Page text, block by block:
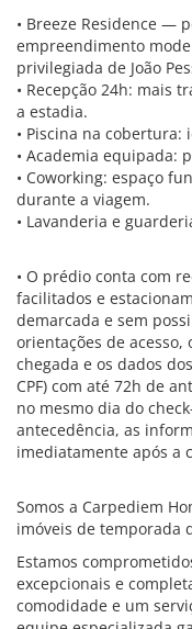
• Breeze Residence —
empreendimento
privilegiada de João
• Recepção 24h: mais
a estadia.
• Piscina na
• Academia equipada:
• Coworking: espaço
durante a viagem.
• Lavanderia e
• O prédio conta com
facilitados e
demarcada e sem
orientações de
chegada e os dados
CPF) com até 72h de
no mesmo dia do
antecedência, as
imediatamente após a
Somos a Carpediem
imóveis de temporada
Estamos
excepcionais e
comodidade e um